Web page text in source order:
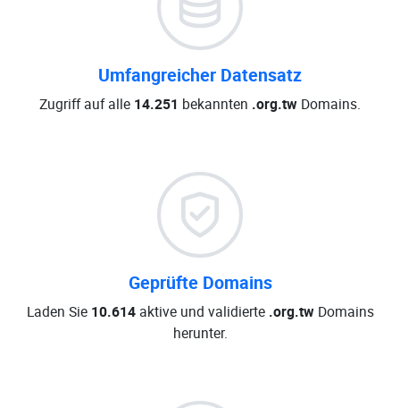
Umfangreicher Datensatz
Zugriff auf alle 14.251 bekannten .org.tw Domains.
Geprüfte Domains
Laden Sie 10.614aktive und validierte .org.twDomains
herunter.